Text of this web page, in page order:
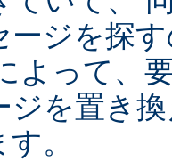
ージを探
よって、
ジを置き
。